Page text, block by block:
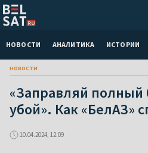
НОВОСТИ АНАЛИТИКА ИСТОРИИ
новости
«Заправляй полный
убой». Как «БелАЗ»
10.04.2024, 12:09